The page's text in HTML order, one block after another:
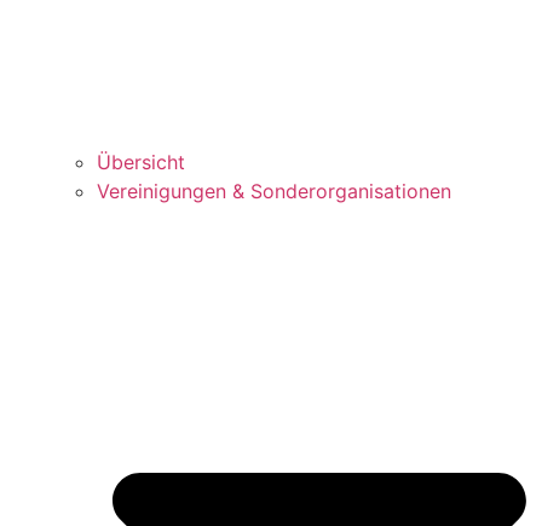
Über­sicht
Ver­ei­ni­gun­gen & Sonderorganisationen